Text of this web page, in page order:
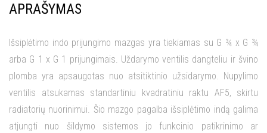
APRAŠYMAS
Išsiplėtimo indo prijungimo mazgas yra tiekiamas su G ¾ x G ¾
arba G 1 x G 1 prijungimais. Uždarymo ventilis dangteliu ir švino
plomba yra apsaugotas nuo atsitiktinio užsidarymo. Nupylimo
ventilis atsukamas standartiniu kvadratiniu raktu AF5, skirtu
radiatorių nuorinimui. Šio mazgo pagalba išsiplėtimo indą galima
atjungti nuo šildymo sistemos jo funkcinio patikrinimo ar